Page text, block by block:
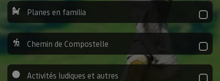
Planes en familia
Chemin de Compostelle
Activités ludiques et autres